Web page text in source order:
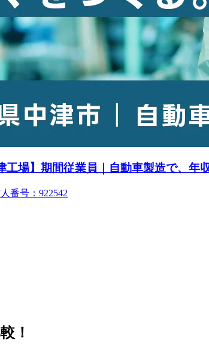
工場】期間従業員｜自動車製造で、年
番号：922542
！